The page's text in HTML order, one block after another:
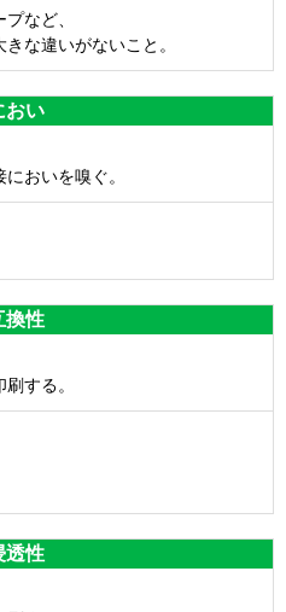
など、
な違いがないこと。
おい
おいを嗅ぐ。
換性
する。
透性